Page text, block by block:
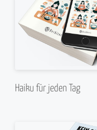
Haiku für jeden Tag